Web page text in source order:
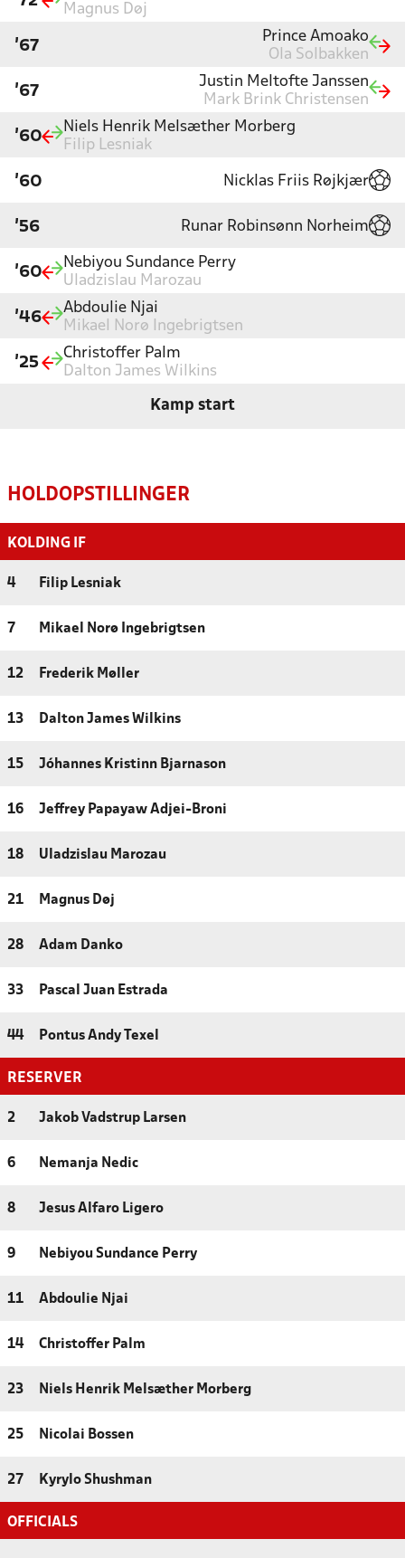
Magnus Døj
'67
Prince Amoako
Ola Solbakken
'67
Justin Meltofte Janssen
Mark Brink Christensen
'60
Niels Henrik Melsæther Morberg
Filip Lesniak
'60 Nicklas Friis Røjkjær
'56 Runar Robinsønn Norheim
'60
Nebiyou Sundance Perry
Uladzislau Marozau
'46
Abdoulie Njai
Mikael Norø Ingebrigtsen
'25
Christoffer Palm
Dalton James Wilkins
Kamp start
HOLDOPSTILLINGER
KOLDING IF
4 Filip Lesniak
7 Mikael Norø Ingebrigtsen
12 Frederik Møller
13 Dalton James Wilkins
15 Jóhannes Kristinn Bjarnason
16 Jeffrey Papayaw Adjei-Broni
18 Uladzislau Marozau
21 Magnus Døj
28 Adam Danko
33 Pascal Juan Estrada
44 Pontus Andy Texel
RESERVER
2 Jakob Vadstrup Larsen
6 Nemanja Nedic
8 Jesus Alfaro Ligero
9 Nebiyou Sundance Perry
11 Abdoulie Njai
14 Christoffer Palm
23 Niels Henrik Melsæther Morberg
25 Nicolai Bossen
27 Kyrylo Shushman
OFFICIALS